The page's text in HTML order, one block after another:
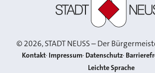
©2026, STADT NEUSS – Der
Kontakt Impressum Datenschutz
Leichte Sprache